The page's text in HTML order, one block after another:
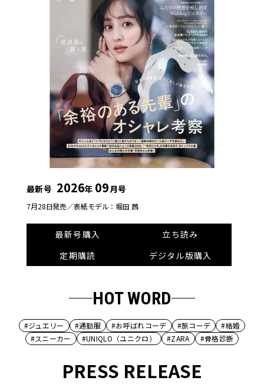
最新号 2026年 09月号
7月28日発売／表紙モデル：堀田 茜
最新号購入
立ち読み
定期購読
デジタル版購入
HOT WORD
#ジュエリー #通勤服 #お呼ばれコーデ #旅コーデ
#結婚
#スニーカー
#UNIQLO（ユニクロ） #ZARA #骨格診断
PRESS RELEASE